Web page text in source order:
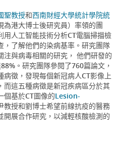
聖教授和西南財經大學統計學院統
為港大博士後研究員）率領的團
人工智能技術分析CT電腦掃描檢
，了解他們的染病基率。研究團隊
與病毒相關的研究， 他們研發的
。研究團隊參閱了760篇論文，
徵，發現每個新冠病人CT影像上
這五種病徵是新冠疾病區分於其
個基於CT圖像的Lesion-
教授和劉博士希望前線抗疫的醫務
展合作研究，以減輕核酸檢測的